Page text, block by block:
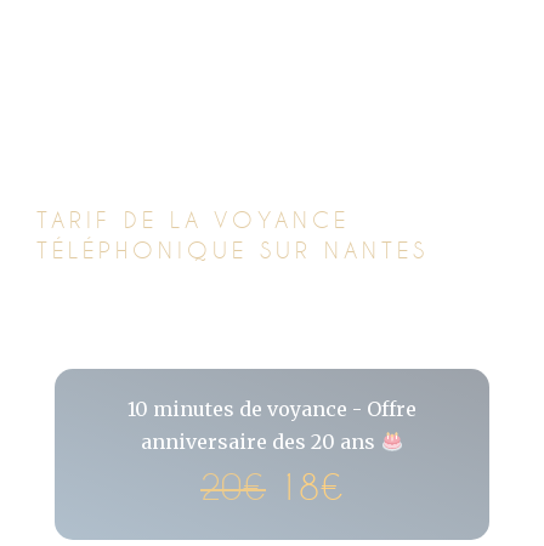
TARIF DE LA VOYANCE
TÉLÉPHONIQUE SUR NANTES
10 minutes de voyance - Offre
anniversaire des 20 ans
20€ 18€